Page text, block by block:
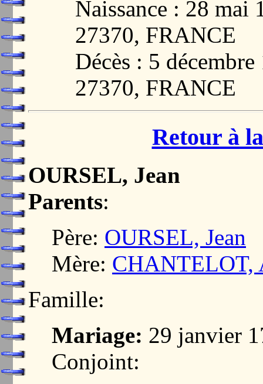
Naissance : 28
27370, FRANCE
Décès : 5
27370, FRANCE
Retour à
OURSEL, Jean
Parents:
Père: OURSEL, Jean
Mère: CHANTELOT,
Famille:
Mariage: 29 janvier
Conjoint: